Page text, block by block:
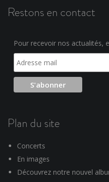
Restons en contact
Pour recevoir nos actualités,
Plan du site
Concerts
En images
Découvrez notre nouvel